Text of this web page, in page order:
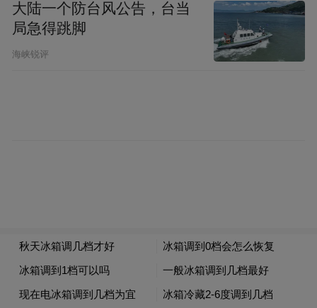
步浓厚了“人人讲安全、个个会应急”的安全
据了解，宁波奥体中心项目坐落于宁波市江
大陆一个防台风公告，台当
局急得跳脚
海峡锐评